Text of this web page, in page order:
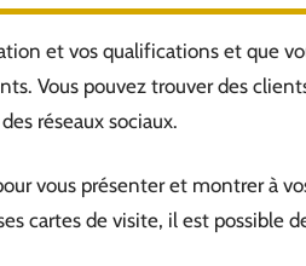
et vos qualifications et que
Vous pouvez trouver des
réseaux sociaux.
vous présenter et montrer à
cartes de visite, il est possible